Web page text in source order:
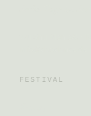
FESTIVAL